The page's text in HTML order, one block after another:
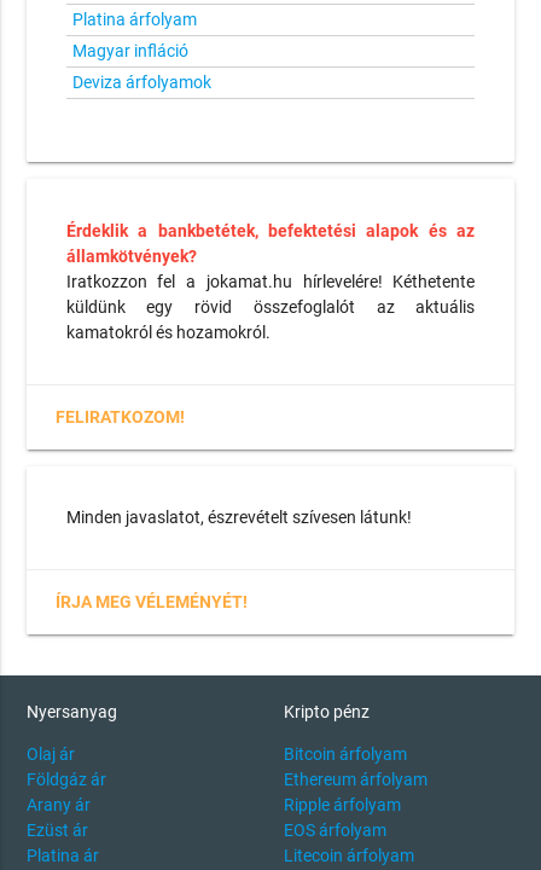
Platina árfolyam
Magyar infláció
Deviza árfolyamok
Érdeklik a bankbetétek, befektetési alapok és az
államkötvények?
Iratkozzon fel a jokamat.hu hírlevelére! Kéthetente
küldünk egy rövid összefoglalót az aktuális
kamatokról és hozamokról.
FELIRATKOZOM!
Minden javaslatot, észrevételt szívesen látunk!
ÍRJA MEG VÉLEMÉNYÉT!
Nyersanyag
Olaj ár
Földgáz ár
Arany ár
Ezüst ár
Platina ár
Kripto pénz
Bitcoin árfolyam
Ethereum árfolyam
Ripple árfolyam
EOS árfolyam
Litecoin árfolyam